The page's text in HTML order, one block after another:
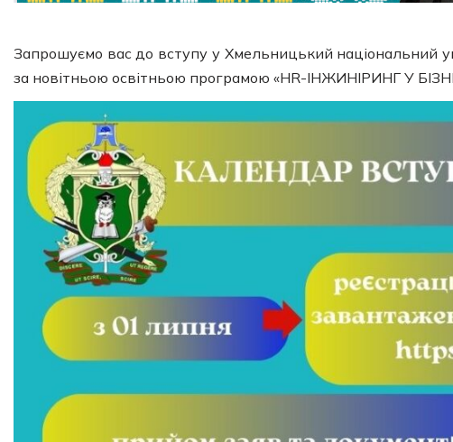
Запрошуємо вас до вступу у Хмельницький національний
за новітньою освітньою програмою «HR-ІНЖИНІРИНГ У